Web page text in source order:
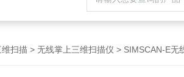
维扫描 > 无线掌上三维扫描仪 > SIMSCAN-E无